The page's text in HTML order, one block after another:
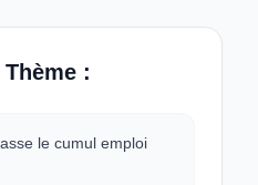
:
le cumul emploi